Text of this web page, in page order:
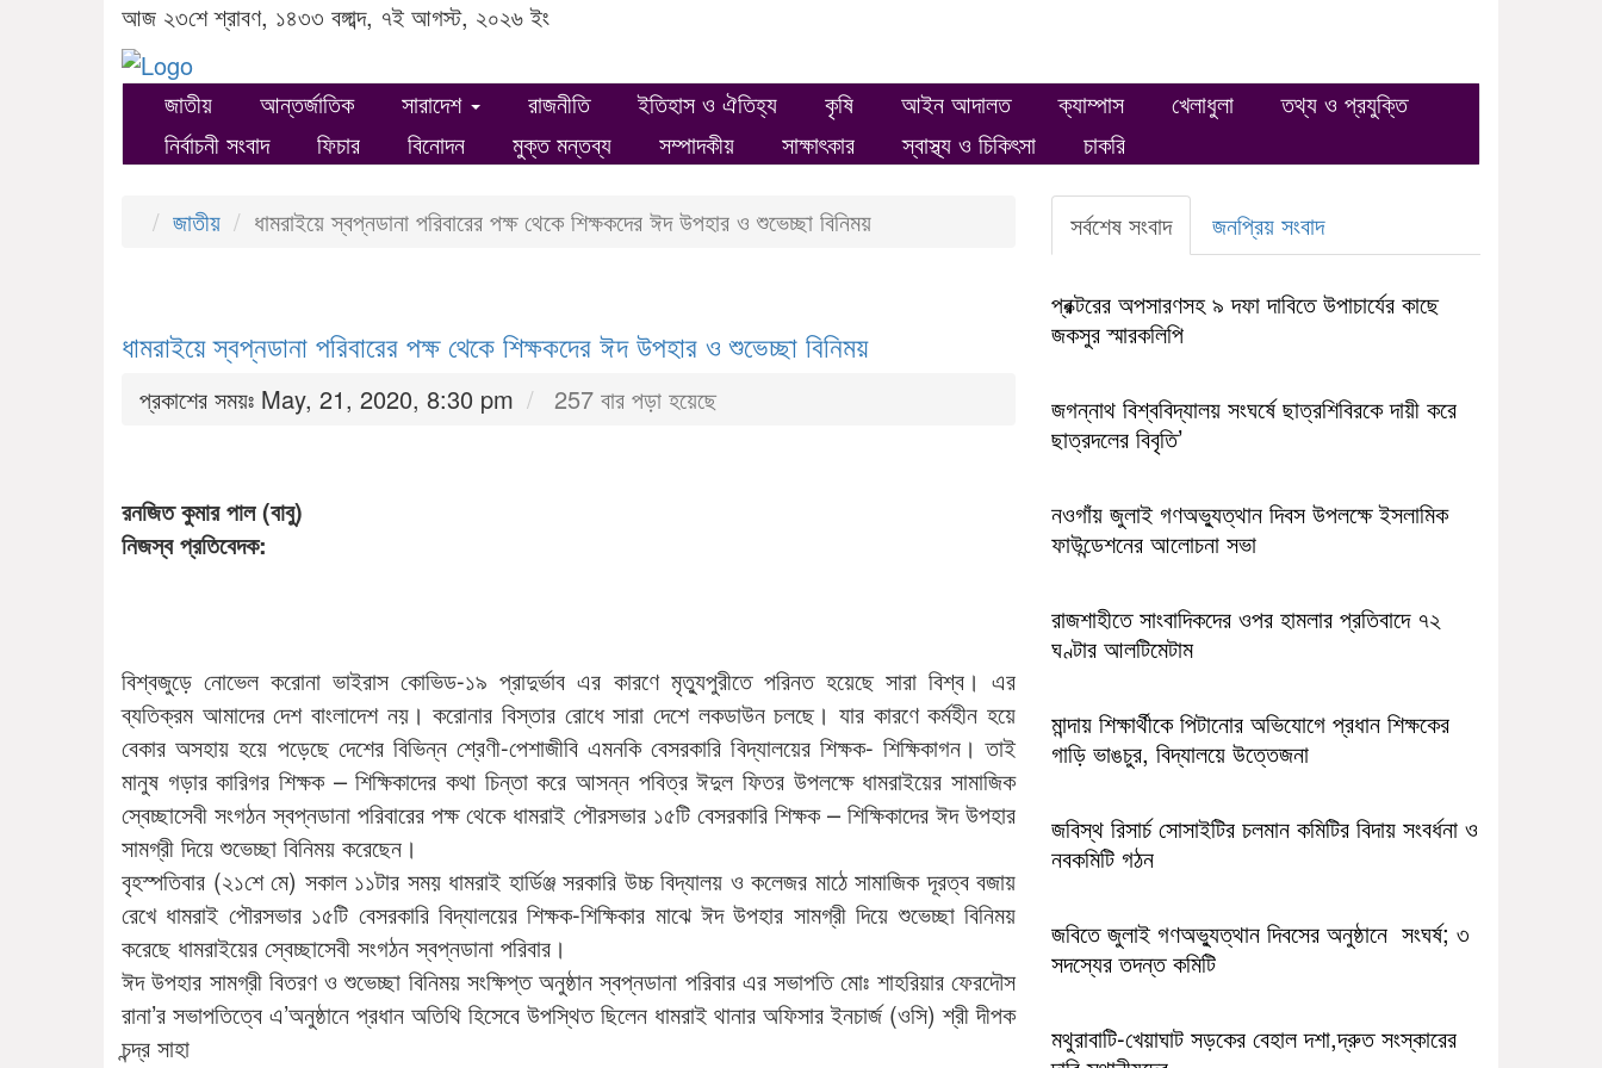
আজ ২৩শে শ্রাবণ, ১৪৩৩ বঙ্গাব্দ, ৭ই আগস্ট, ২০২৬ ইং
জাতীয় আন্তর্জাতিক সারাদেশ রাজনীতি ইতিহাস ও ঐতিহ্য কৃষি আইন আদালত ক্যাম্পাস খেলাধুলা
তথ্য ও প্রযুক্তি
নির্বাচনী সংবাদ
ফিচার বিনোদন মুক্ত মন্তব্য সম্পাদকীয় সাক্ষাৎকার স্বাস্থ্য ও চিকিৎসা চাকরি
জাতীয় ধামরাইয়ে স্বপ্নডানা পরিবারের পক্ষ থেকে শিক্ষকদের ঈদ উপহার ও শুভেচ্ছা বিনিময়
ধামরাইয়ে স্বপ্নডানা পরিবারের পক্ষ থেকে শিক্ষকদের ঈদ উপহার ও শুভেচ্ছা বিনিময়
প্রকাশের সময়ঃ May, 21, 2020, 8:30 pm 257 বার পড়া হয়েছে
রনজিত কুমার পাল (বাবু)
নিজস্ব প্রতিবেদক:
বিশ্বজুড়ে নোভেল করোনা ভাইরাস কোভিড-১৯ প্রাদুর্ভাব এর কারণে মৃত্যুপুরীতে পরিনত হয়েছে সারা বিশ্ব। এর
ব্যতিক্রম আমাদের দেশ বাংলাদেশ নয়। করোনার বিস্তার রোধে সারা দেশে লকডাউন চলছে। যার কারণে কর্মহীন হয়ে
বেকার অসহায় হয়ে পড়েছে দেশের বিভিন্ন শ্রেণী-পেশাজীবি এমনকি বেসরকারি বিদ্যালয়ের শিক্ষক- শিক্ষিকাগন। তাই
মানুষ গড়ার কারিগর শিক্ষক – শিক্ষিকাদের কথা চিন্তা করে আসন্ন পবিত্র ঈদুল ফিতর উপলক্ষে ধামরাইয়ের সামাজিক
স্বেচ্ছাসেবী সংগঠন স্বপ্নডানা পরিবারের পক্ষ থেকে ধামরাই পৌরসভার ১৫টি বেসরকারি শিক্ষক – শিক্ষিকাদের ঈদ উপহার
সামগ্রী দিয়ে শুভেচ্ছা বিনিময় করেছেন।
বৃহস্পতিবার (২১শে মে) সকাল ১১টার সময় ধামরাই হার্ডিঞ্জ সরকারি উচ্চ বিদ্যালয় ও কলেজর মাঠে সামাজিক দূরত্ব বজায়
রেখে ধামরাই পৌরসভার ১৫টি বেসরকারি বিদ্যালয়ের শিক্ষক-শিক্ষিকার মাঝে ঈদ উপহার সামগ্রী দিয়ে শুভেচ্ছা বিনিময়
করেছে ধামরাইয়ের স্বেচ্ছাসেবী সংগঠন স্বপ্নডানা পরিবার।
ঈদ উপহার সামগ্রী বিতরণ ও শুভেচ্ছা বিনিময় সংক্ষিপ্ত অনুষ্ঠান স্বপ্নডানা পরিবার এর সভাপতি মোঃ শাহরিয়ার ফেরদৌস
রানা’র সভাপতিত্বে এ’অনুষ্ঠানে প্রধান অতিথি হিসেবে উপস্থিত ছিলেন ধামরাই থানার অফিসার ইনচার্জ (ওসি) শ্রী দীপক
চন্দ্র সাহা
সর্বশেষ সংবাদ জনপ্রিয় সংবাদ
প্রক্টরের অপসারণসহ ৯ দফা দাবিতে উপাচার্যের কাছে
জকসুর স্মারকলিপি
জগন্নাথ বিশ্ববিদ্যালয় সংঘর্ষে ছাত্রশিবিরকে দায়ী করে
ছাত্রদলের বিবৃতি’
নওগাঁয় জুলাই গণঅভ্যুত্থান দিবস উপলক্ষে ইসলামিক
ফাউন্ডেশনের আলোচনা সভা
রাজশাহীতে সাংবাদিকদের ওপর হামলার প্রতিবাদে ৭২
ঘণ্টার আলটিমেটাম
মান্দায় শিক্ষার্থীকে পিটানোর অভিযোগে প্রধান শিক্ষকের
গাড়ি ভাঙচুর, বিদ্যালয়ে উত্তেজনা
জবিস্থ রিসার্চ সোসাইটির চলমান কমিটির বিদায় সংবর্ধনা ও
নবকমিটি গঠন
জবিতে জুলাই গণঅভ্যুত্থান দিবসের অনুষ্ঠানে সংঘর্ষ; ৩
সদস্যের তদন্ত কমিটি
মথুরাবাটি-খেয়াঘাট সড়কের বেহাল দশা,দ্রুত সংস্কারের